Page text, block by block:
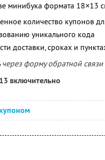
минибука формата 18×13
количество купонов
уникального кода
доставки, сроках и
форму обратной
включительно